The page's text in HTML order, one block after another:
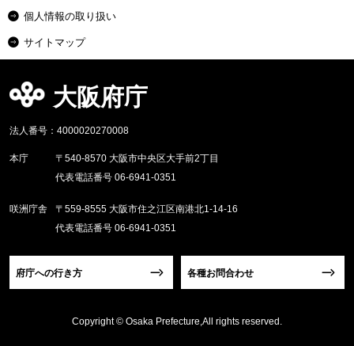
個人情報の取り扱い
サイトマップ
大阪府庁
法人番号：4000020270008
本庁
〒540-8570 大阪市中央区大手前2丁目
代表電話番号 06-6941-0351
咲洲庁舎
〒559-8555 大阪市住之江区南港北1-14-16
代表電話番号 06-6941-0351
府庁への行き方 各種お問合わせ
Copyright © Osaka Prefecture,All rights reserved.